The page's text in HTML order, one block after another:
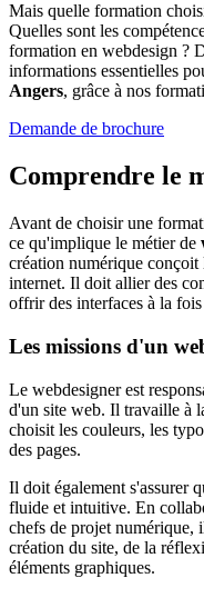
Mais quelle formation
Quelles sont les
formation en webdesign ?
informations essentielles
Angers, grâce à nos
Demande de brochure
Comprendre le
Avant de choisir une
ce qu'implique le métier de
création numérique
internet. Il doit allier des
offrir des interfaces à la
Les missions d'un
Le webdesigner est
d'un site web. Il travaille à
choisit les couleurs, les
des pages.
Il doit également s'assurer
fluide et intuitive. En
chefs de projet numérique,
création du site, de la
éléments graphiques.